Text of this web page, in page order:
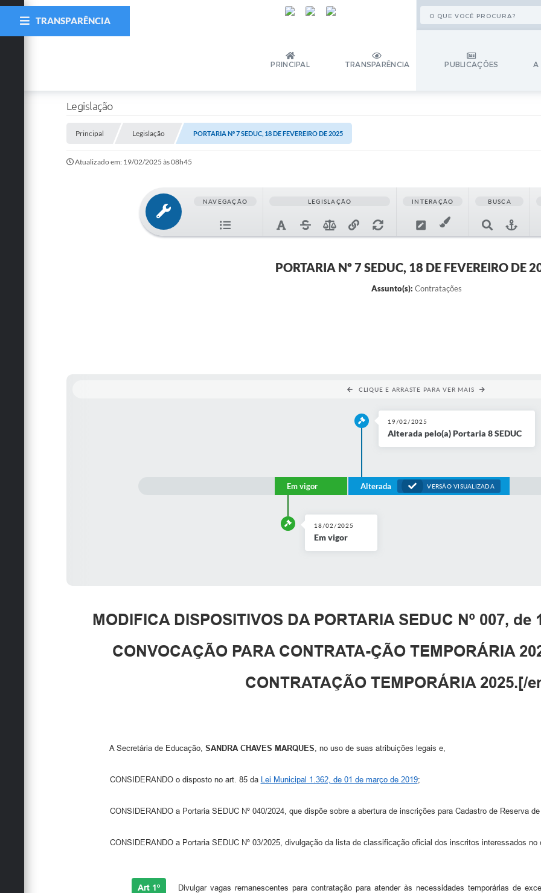
PRINCIPAL TRANSPARÊNCIA PUBLICAÇÕES A
TRANSPARÊNCIA
Legislação
Principal Legislação PORTARIA Nº 7 SEDUC, 18 DE FEVEREIRO DE 2025
Atualizado em: 19/02/2025 às 08h45
NAVEGAÇÃO LEGISLAÇÃO INTERAÇÃO BUSCA
PORTARIA Nº 7 SEDUC, 18 DE FEVEREIRO DE
Assunto(s): Contratações
CLIQUE E ARRASTE PARA VER MAIS
Em vigor
18/02/2025
Em vigor
Alterada VERSÃO VISUALIZADA
19/02/2025
Alterada pelo(a) Portaria 8 SEDUC
MODIFICA DISPOSITIVOS DA PORTARIA SEDUC Nº 007, de
CONVOCAÇÃO PARA CONTRATA-ÇÃO TEMPORÁRIA
CONTRATAÇÃO TEMPORÁRIA 2025.[/
A Secretária de Educação, SANDRA CHAVES MARQUES , no uso de suas atribuições legais e,
CONSIDERANDO o disposto no art. 85 da Lei Municipal 1.362, de 01 de março de 2019;
CONSIDERANDO a Portaria SEDUC Nº 040/2024, que dispõe sobre a abertura de inscrições para Cadastro de Reserva de
CONSIDERANDO a Portaria SEDUC Nº 03/2025, divulgação da lista de classificação oficial dos inscritos interessados no
Art 1º Divulgar vagas remanescentes para contratação para atender às necessidades temporárias de